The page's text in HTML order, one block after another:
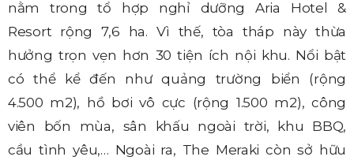
nằm trong tổ hợp nghỉ dưỡng Aria Hotel &
Resort rộng 7,6 ha. Vì thế, tòa tháp này thừa
hưởng trọn vẹn hơn 30 tiện ích nội khu. Nổi bật
có thể kể đến như quảng trường biển (rộng
4.500 m2), hồ bơi vô cực (rộng 1.500 m2), công
viên bốn mùa, sân khấu ngoài trời, khu BBQ,
cầu tình yêu,… Ngoài ra, The Meraki còn sở hữu